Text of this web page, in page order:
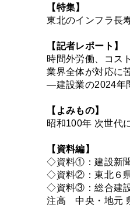
【特集】
東北のインフラ長
【記者レポート】
時間外労働、コス
業界全体が対応に
―建設業の2024年
【よみもの】
昭和100年 次世代
【資料編】
◇資料①：建設新聞
◇資料②：東北６
◇資料③：総合建
注高 中央・地元